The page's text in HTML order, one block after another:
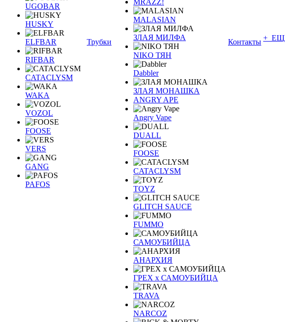
UGOBAR
HUSKY
ELFBAR
RIFBAR
CATACLYSM
WAKA
VOZOL
FOOSE
VERS
GANG
PAFOS
Трубки
MRAZZ!
MALASIAN
ЗЛАЯ МИЛФА
NIKO ТЯН
Dabbler
ЗЛАЯ МОНАШКА
ANGRY APE
Angry Vape
DUALL
FOOSE
CATACLYSM
TOYZ
GLITCH SAUCE
FUMMO
САМОУБИЙЦА
АНАРХИЯ
ГРЕХ х САМОУБИЙЦА
TRAVA
NARCOZ
Контакты +